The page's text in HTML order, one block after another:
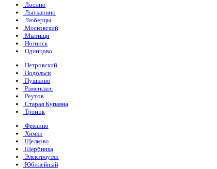
Лосино
Лыткарино
Люберцы
Московский
Мытищи
Ногинск
Одинцово
Петровский
Подольск
Пушкино
Раменское
Реутов
Старая Купавна
Троицк
Фрязино
Химки
Щелково
Щербинка
Электроугли
Юбилейный